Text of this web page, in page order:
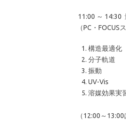
11:00 ～ 14:30
（PC・FOCUS
構造最適化
分子軌道
振動
UV-Vis
溶媒効果実
（12:00～13:00